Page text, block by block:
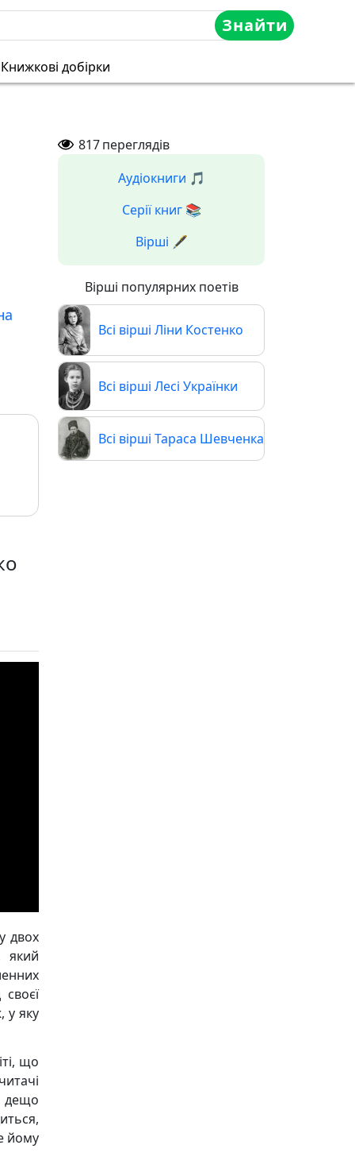
Знайти
Книжкові добірки
двох
який
у яку
що
дещо
йому
817переглядів
Аудіокниги 🎵
Серії книг 📚
Вірші 🖋️
Вірші популярних поетів
Всі вірші Ліни Костенко
Всі вірші Лесі Українки
Всі вірші Тараса Шевченка